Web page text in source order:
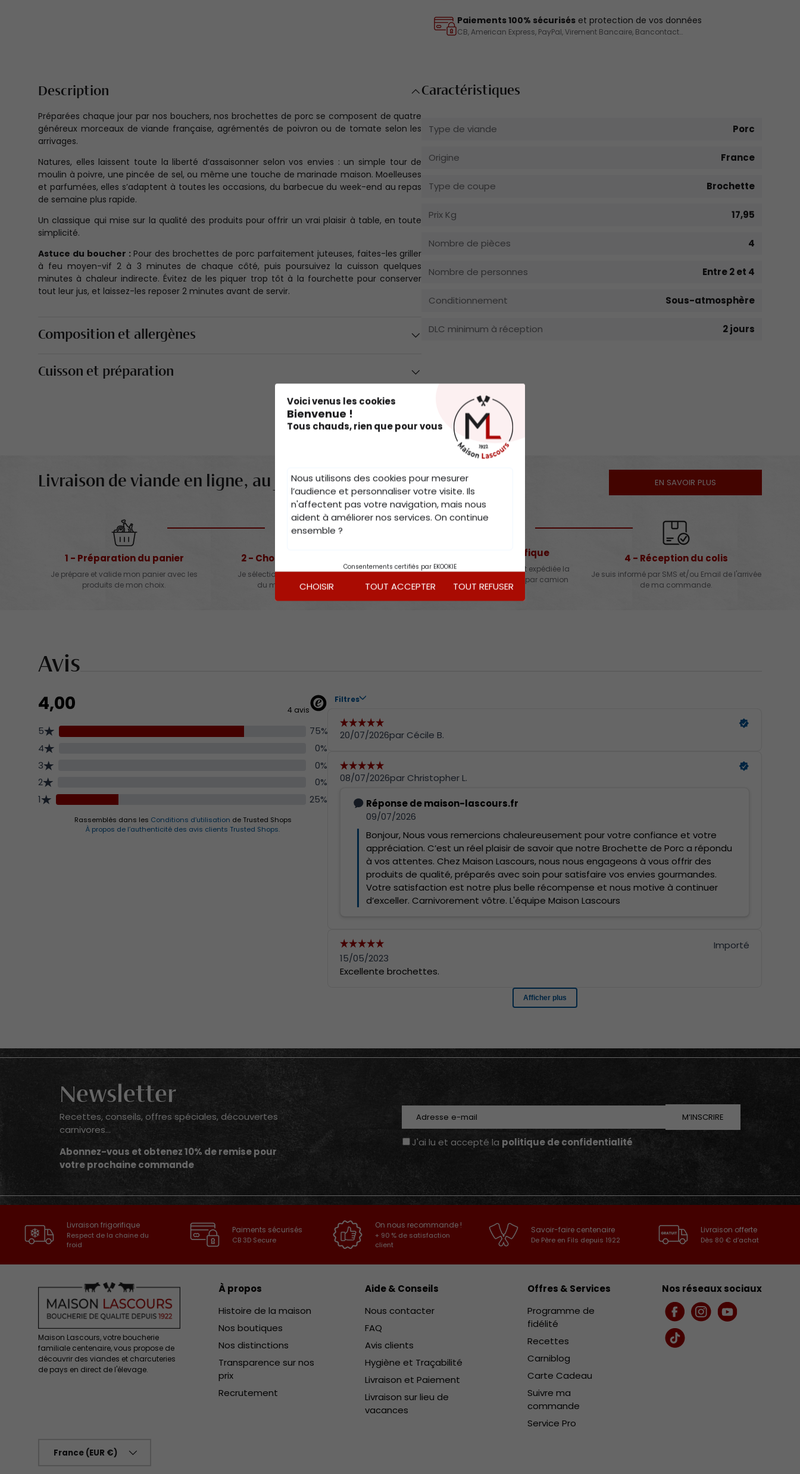
Paiements 100% sécurisés et protection de vos données
CB, American Express, PayPal, Virement Bancaire, Bancontact…
Description
Préparées chaque jour par nos bouchers, nos brochettes de porc se composent de quatre
généreux morceaux de viande française, agrémentés de poivron ou de tomate selon les
arrivages.
Natures, elles laissent toute la liberté d’assaisonner selon vos envies : un simple tour de
moulin à poivre, une pincée de sel, ou même une touche de marinade maison. Moelleuses
et parfumées, elles s’adaptent à toutes les occasions, du barbecue du week-end au repas
de semaine plus rapide.
Un classique qui mise sur la qualité des produits pour offrir un vrai plaisir à table, en toute
simplicité.
Astuce du boucher : Pour des brochettes de porc parfaitement juteuses, faites-les griller
à feu moyen-vif 2 à 3 minutes de chaque côté, puis poursuivez la cuisson quelques
minutes à chaleur indirecte. Évitez de les piquer trop tôt à la fourchette pour conserver
tout leur jus, et laissez-les reposer 2 minutes avant de servir.
Composition et allergènes
Cuisson et préparation
Caractéristiques
Type de viande Porc
Origine France
Type de coupe Brochette
Prix Kg 17,95
Nombre de pièces 4
Nombre de personnes Entre 2 et 4
Conditionnement Sous-atmosphère
DLC minimum à réception 2 jours
Livraison de viande en ligne, au jour et au lieu de votre choix EN SAVOIR PLUS
1 - Préparation du panier
Je prépare et valide mon panier avec les
produits de mon choix.
2 - Choix du jour de livraison
Je sélectionne la date qui me convient,
du mardi au samedi matin.
3 - Livraison frigorifique
Ma commande est préparée et expédiée la
veille de mon jour de livraison par camion
frigorifique.
4 - Réception du colis
Je suis informé par SMS et/ou Email de l'arrivée
de ma commande.
Avis
Newsletter
Recettes, conseils, offres spéciales, découvertes
carnivores...
Abonnez-vous et obtenez 10% de remise pour
votre prochaine commande
M’INSCRIRE
J'ai lu et accepté la politique de confidentialité
Livraison frigorifique
Respect de la chaine du
froid
Paiments sécurisés
CB 3D Secure
On nous recommande !
+ 90 % de satisfaction
client
Savoir-faire centenaire
De Père en Fils depuis 1922
Livraison offerte
Dès 80 € d’achat
Maison Lascours, votre boucherie
familiale centenaire, vous propose de
découvrir des viandes et charcuteries
de pays en direct de l'élevage.
À propos
Histoire de la maison
Nos boutiques
Nos distinctions
Transparence sur nos
prix
Recrutement
Aide & Conseils
Nous contacter
FAQ
Avis clients
Hygiène et Traçabilité
Livraison et Paiement
Livraison sur lieu de
vacances
Offres & Services
Programme de
fidélité
Recettes
Carniblog
Carte Cadeau
Suivre ma
commande
Service Pro
Nos réseaux sociaux
FacebookInstagramYouTube
TikTok
France (EUR €)
Voici venus les cookies
Bienvenue !
Tous chauds, rien que pour vous
Nous utilisons des cookies pour mesurer
l’audience et personnaliser votre visite. Ils
n'affectent pas votre navigation, mais nous
aident à améliorer nos services. On continue
ensemble ?
Consentements certifiés par EKOOKIE
CHOISIR TOUT ACCEPTER TOUT REFUSER